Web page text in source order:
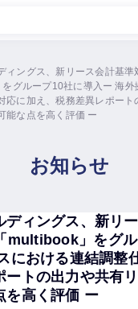
ィングス、新リース会計基準
グループ10社に導入ー 海外
応に加え、税務差異レポート
能な点を高く評価 ー
お知らせ
ディングス、新リ
multibook」をグ
における連結調整
ートの出力や共有
を高く評価 ー